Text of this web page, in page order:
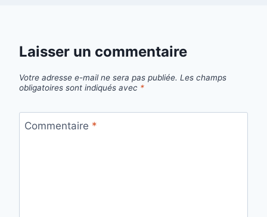
Laisser un commentaire
Votre adresse e-mail ne sera pas publiée. Les champs
obligatoires sont indiqués avec *
Commentaire *